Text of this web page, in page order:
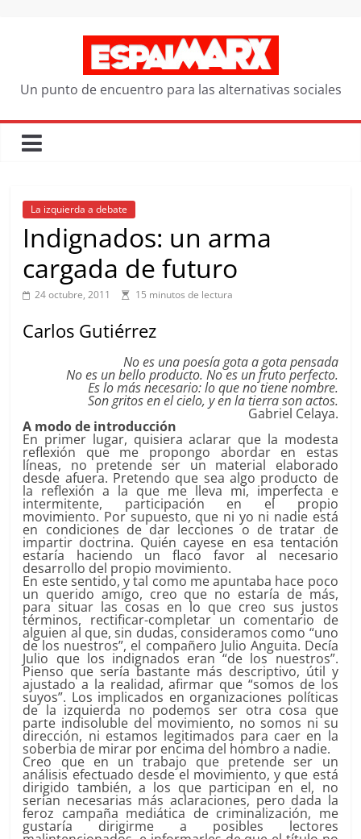
Un punto de encuentro para las alternativas sociales
La izquierda a debate
Indignados: un arma
cargada de futuro
24 octubre, 2011 15 minutos de lectura
Carlos Gutiérrez
No es una poesía gota a gota pensada
No es un bello producto. No es un fruto perfecto.
Es lo más necesario: lo que no tiene nombre.
Son gritos en el cielo, y en la tierra son actos.
Gabriel Celaya.
A modo de introducción
En primer lugar, quisiera aclarar que la modesta
reflexión que me propongo abordar en estas
líneas, no pretende ser un material elaborado
desde afuera. Pretendo que sea algo producto de
la reflexión a la que me lleva mi, imperfecta e
intermitente, participación en el propio
movimiento. Por supuesto, que ni yo ni nadie está
en condiciones de dar lecciones o de tratar de
impartir doctrina. Quién cayese en esa tentación
estaría haciendo un flaco favor al necesario
desarrollo del propio movimiento.
En este sentido, y tal como me apuntaba hace poco
un querido amigo, creo que no estaría de más,
para situar las cosas en lo que creo sus justos
términos, rectificar-completar un comentario de
alguien al que, sin dudas, consideramos como “uno
de los nuestros”, el compañero Julio Anguita. Decía
Julio que los indignados eran “de los nuestros”.
Pienso que sería bastante más descriptivo, útil y
ajustado a la realidad, afirmar que “somos de los
suyos”. Los implicados en organizaciones políticas
de la izquierda no podemos ser otra cosa que
parte indisoluble del movimiento, no somos ni su
dirección, ni estamos legitimados para caer en la
soberbia de mirar por encima del hombro a nadie.
Creo que en un trabajo que pretende ser un
análisis efectuado desde el movimiento, y que está
dirigido también, a los que participan en el, no
serían necesarias más aclaraciones, pero dada la
feroz campaña mediática de criminalización, me
gustaría dirigirme a posibles lectores